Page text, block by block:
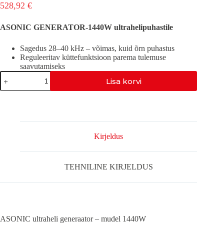
528,92 €
ASONIC GENERATOR-1440W ultrahelipuhastile
Sagedus 28–40 kHz – võimas, kuid õrn puhastus
Reguleeritav küttefunktsioon parema tulemuse
saavutamiseks
ASONIC
GENERATOR-
1440W
Lisa korvi
Kirjeldus
TEHNILINE KIRJELDUS
ASONIC ultraheli generaator – mudel 1440W